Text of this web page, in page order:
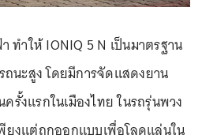
ทำให้ IONIQ 5 N เป็นมาตรฐาน
นะสูง โดยมีการจัดแสดงยาน
รั้งแรกในเมืองไทย ในรถรุ่นพวง
ยงแต่ถูกออกแบบเพื่อโลดแล่นใน